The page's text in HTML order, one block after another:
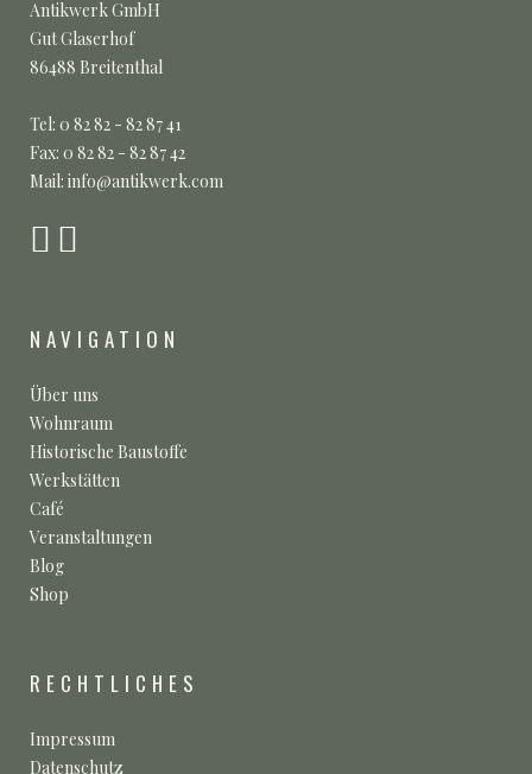
Antikwerk GmbH
Gut Glaserhof
86488 Breitenthal
Tel: 0 82 82 - 82 87 41
Fax: 0 82 82 - 82 87 42
Mail: info@antikwerk.com
NAVIGATION
Über uns
Wohnraum
Historische Baustoffe
Werkstätten
Café
Veranstaltungen
Blog
Shop
RECHTLICHES
Impressum
Datenschutz